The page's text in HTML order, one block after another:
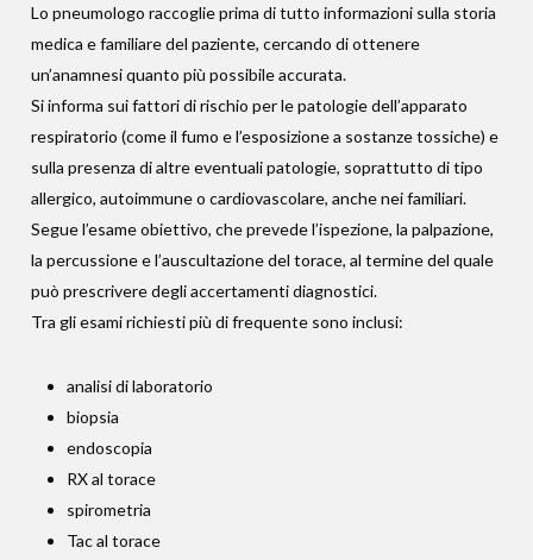
Lo pneumologo raccoglie prima di tutto informazioni sulla storia
medica e familiare del paziente, cercando di ottenere
un’anamnesi quanto più possibile accurata.
Si informa sui fattori di rischio per le patologie dell’apparato
respiratorio (come il fumo e l’esposizione a sostanze tossiche) e
sulla presenza di altre eventuali patologie, soprattutto di tipo
allergico, autoimmune o cardiovascolare, anche nei familiari.
Segue l’esame obiettivo, che prevede l’ispezione, la palpazione,
la percussione e l’auscultazione del torace, al termine del quale
può prescrivere degli accertamenti diagnostici.
Tra gli esami richiesti più di frequente sono inclusi:
analisi di laboratorio
biopsia
endoscopia
RX al torace
spirometria
Tac al torace